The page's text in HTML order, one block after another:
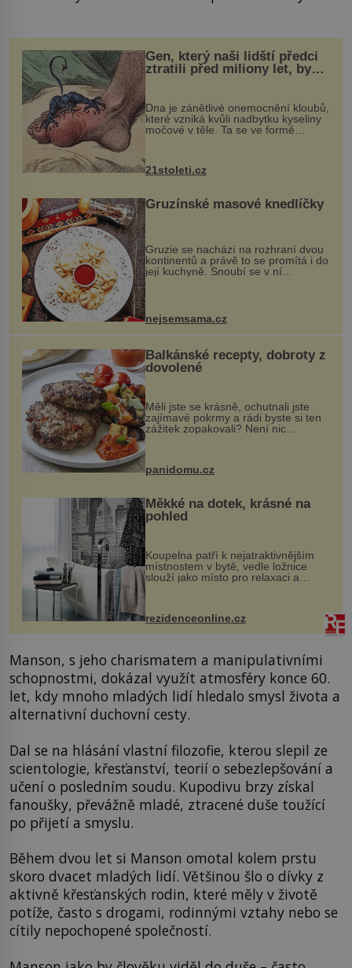
Gen, který naši lidští předci
ztratili před miliony let, by
mohl pomoci s léčbou
„nemoci králů“
Dna je zánětlivé onemocnění kloubů,
které vzniká kvůli nadbytku kyseliny
močové v těle. Ta se ve formě
nohou, a způsobuje bole...
21stoleti.cz
Gruzínské masové knedlíčky
Gruzie se nachází na rozhraní dvou
kontinentů a právě to se promítá i do
její kuchyně. Snoubí se v ní
evropské a asijské chutě a díky tomu
vznikají rozmanité a chuťově bohaté
pokrmy, které rozhodně st...
nejsemsama.cz
Balkánské recepty, dobroty z
dovolené
Měli jste se krásně, ochutnali jste
zajímavé pokrmy a rádi byste si ten
zážitek zopakovali? Není nic
snazšího. Pljeskavica (10 porcí)
Možná jste ji ochutnali na dovolené v
panidomu.cz
Měkké na dotek, krásné na
pohled
Koupelna patří k nejatraktivnějším
místnostem v bytě, vedle ložnice
slouží jako místo pro relaxaci a
odpočinek. Koupelnový textil –
ručníky, osušky a koberečky –
mohou jako mávnutím kouzelného
proutku...
rezidenceonline.cz
Manson, s jeho charismatem a manipulativními
schopnostmi, dokázal využít atmosféry konce 60.
let, kdy mnoho mladých lidí hledalo smysl života a
alternativní duchovní cesty.
Dal se na hlásání vlastní filozofie, kterou slepil ze
scientologie, křesťanství, teorií o sebezlepšování a
učení o posledním soudu. Kupodivu brzy získal
fanoušky, převážně mladé, ztracené duše toužící
po přijetí a smyslu.
Během dvou let si Manson omotal kolem prstu
skoro dvacet mladých lidí. Většinou šlo o dívky z
aktivně křesťanských rodin, které měly v životě
potíže, často s drogami, rodinnými vztahy nebo se
cítily nepochopené společností.